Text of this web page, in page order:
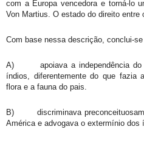
com a Europa vencedora e torná-lo
Von Martius. O estado do direito entre
Com base nessa descrição, conclui-
A)
apoiava a independência
índios, diferentemente do que fazia
flora e a fauna do pais.
B)
discriminava
América e advogava o extermínio dos